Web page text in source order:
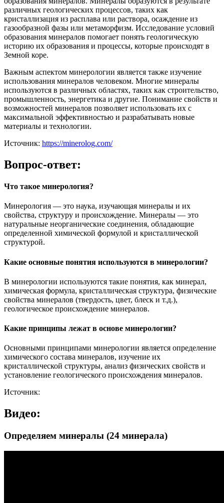
различных геологических процессов, таких как
кристаллизация из расплава или раствора, осаждение из
газообразной фазы или метаморфизм. Исследование условий
образования минералов помогает понять геологическую
историю их образования и процессы, которые происходят в
Земной коре.
Важным аспектом минерологии является также изучение
использования минералов человеком. Многие минералы
используются в различных областях, таких как строительство,
промышленность, энергетика и другие. Понимание свойств и
возможностей минералов позволяет использовать их с
максимальной эффективностью и разрабатывать новые
материалы и технологии.
Источник: https://minerolog.com/
Вопрос-ответ:
Что такое минерология?
Минерология — это наука, изучающая минералы и их
свойства, структуру и происхождение. Минералы — это
натуральные неорганические соединения, обладающие
определенной химической формулой и кристаллической
структурой.
Какие основные понятия используются в минерологии?
В минерологии используются такие понятия, как минерал,
химическая формула, кристаллическая структура, физические
свойства минералов (твердость, цвет, блеск и т.д.),
геологическое происхождение минералов.
Какие принципы лежат в основе минерологии?
Основными принципами минерологии является определение
химического состава минералов, изучение их
кристаллической структуры, анализ физических свойств и
установление геологического происхождения минералов.
Источник:
Видео:
Определяем минералы (24 минерала)